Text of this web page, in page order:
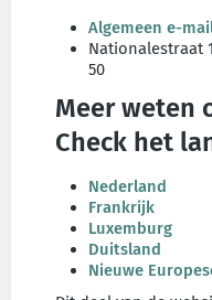
Algemeen e-
Nationalestraat
50
Meer weten
Check het
Nederland
Frankrijk
Luxemburg
Duitsland
Nieuwe